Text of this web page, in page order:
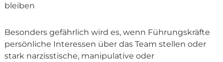
bleiben
Besonders gefährlich wird es, wenn Führungskräfte
persönliche Interessen über das Team stellen oder
stark narzisstische, manipulative oder